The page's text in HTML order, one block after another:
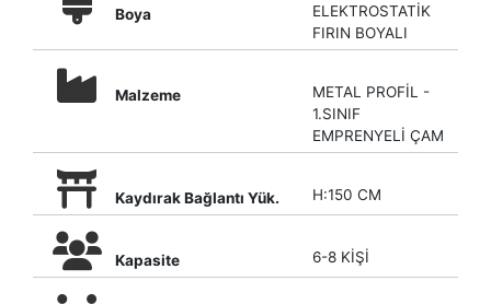
Boya
ELEKTROSTATİK
FIRIN BOYALI
Malzeme
METAL PROFİL -
1.SINIF
EMPRENYELİ ÇAM
Kaydırak Bağlantı Yük. H:150 CM
Kapasite 6-8 KİŞİ